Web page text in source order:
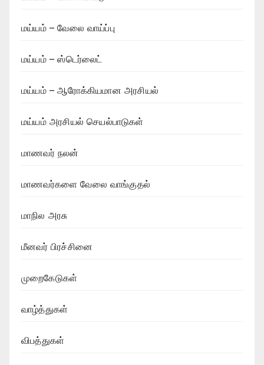
மய்யம் – வேலை வாய்ப்பு
மய்யம் – ஸ்டெர்லைட்
மய்யம் – ஆரோக்கியமான அரசியல்
மய்யம் அரசியல் செயல்பாடுகள்
மாணவர் நலன்
மாணவர்களை வேலை வாங்குதல்
மாநில அரசு
மீனவர் பிரச்சினை
முறைகேடுகள்
வாழ்த்துகள்
விபத்துகள்